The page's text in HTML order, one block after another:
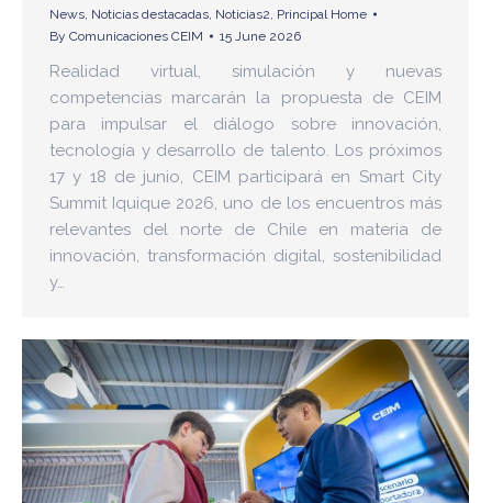
News, Noticias destacadas, Noticias2, Principal Home
By Comunicaciones CEIM 15 June 2026
Realidad virtual, simulación y nuevas
competencias marcarán la propuesta de CEIM
para impulsar el diálogo sobre innovación,
tecnología y desarrollo de talento. Los próximos
17 y 18 de junio, CEIM participará en Smart City
Summit Iquique 2026, uno de los encuentros más
relevantes del norte de Chile en materia de
innovación, transformación digital, sostenibilidad
y…